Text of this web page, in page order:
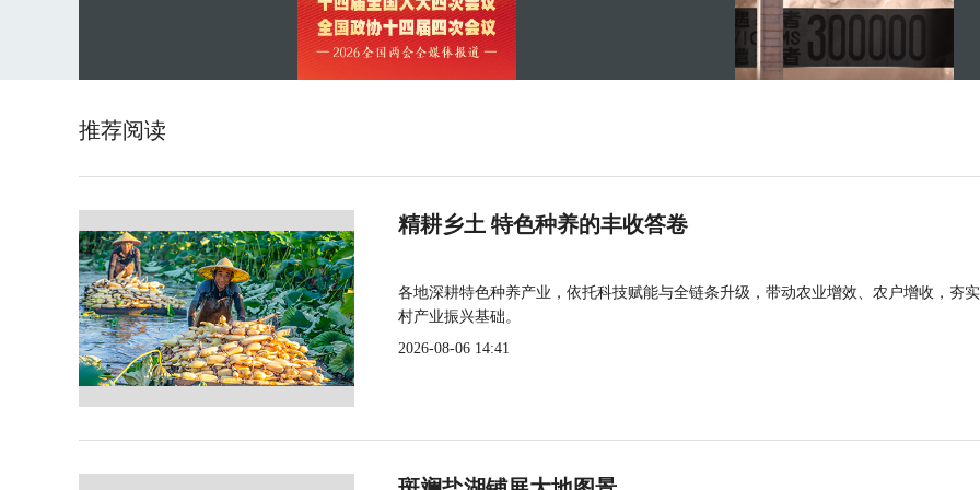
推荐阅读
精耕乡土 特色种养的丰收答卷
各地深耕特色种养产业，依托科技赋能与全链条升级，带动农业增效、农户增收，夯
村产业振兴基础。
2026-08-06 14:41